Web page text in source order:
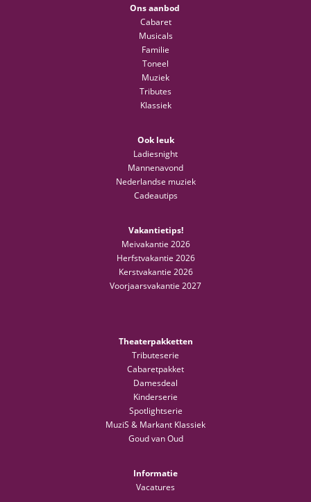
Ons aanbod
Cabaret
Musicals
Familie
Toneel
Muziek
Tributes
Klassiek
Ook leuk
Ladiesnight
Mannenavond
Nederlandse muziek
Cadeautips
Vakantietips!
Meivakantie 2026
Herfstvakantie 2026
Kerstvakantie 2026
Voorjaarsvakantie 2027
Theaterpakketten
Tributeserie
Cabaretpakket
Damesdeal
Kinderserie
Spotlightserie
MuziS & Markant Klassiek
Goud van Oud
Informatie
Vacatures